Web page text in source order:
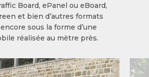
Board, ePanel ou eBoard,
et bien d’autres formats
encore sous la forme d’une
réalisée au mètre près.